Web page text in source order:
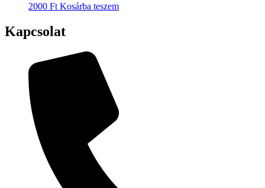
2000 Ft Kosárba teszem
Kapcsolat